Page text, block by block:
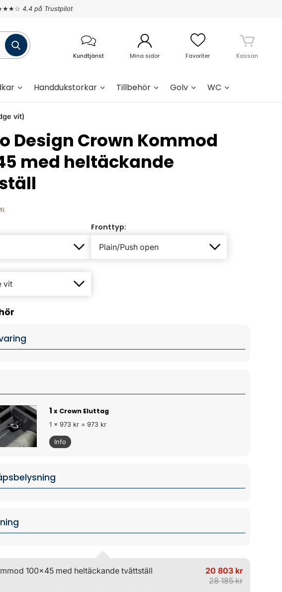
4.4 på Trustpilot
Kundtjänst Mina sidor Favoriter Kassan
Handdukstorkar Tillbehör Golv WC
vit)
Design Crown Kommod
med heltäckande
Fronttyp:
1 x Crown Eluttag
1 x 973 kr = 973 kr
Info
100x45 med heltäckande tvättställ
20 803 kr
28 185 kr